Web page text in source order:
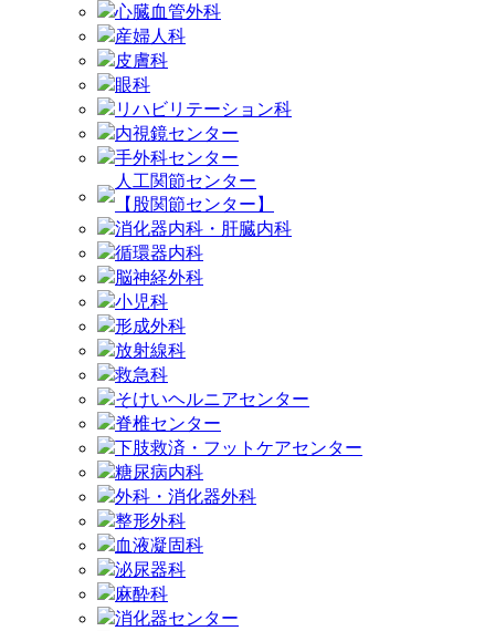
心臓血管外科
産婦人科
皮膚科
眼科
リハビリテーション科
内視鏡センター
手外科センター
人工関節センター
【股関節センター】
消化器内科・肝臓内科
循環器内科
脳神経外科
小児科
形成外科
放射線科
救急科
そけいヘルニアセンター
脊椎センター
下肢救済・フットケアセンター
糖尿病内科
外科・消化器外科
整形外科
血液凝固科
泌尿器科
麻酔科
消化器センター